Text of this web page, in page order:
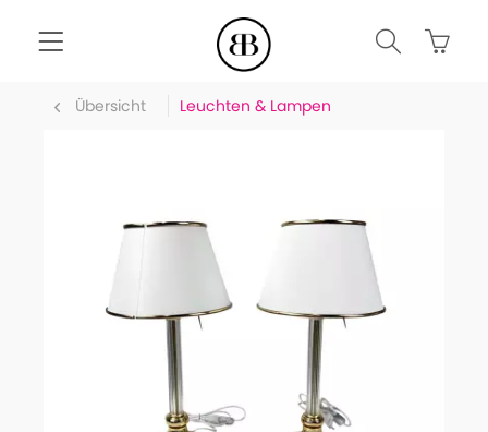
Übersicht Leuchten & Lampen